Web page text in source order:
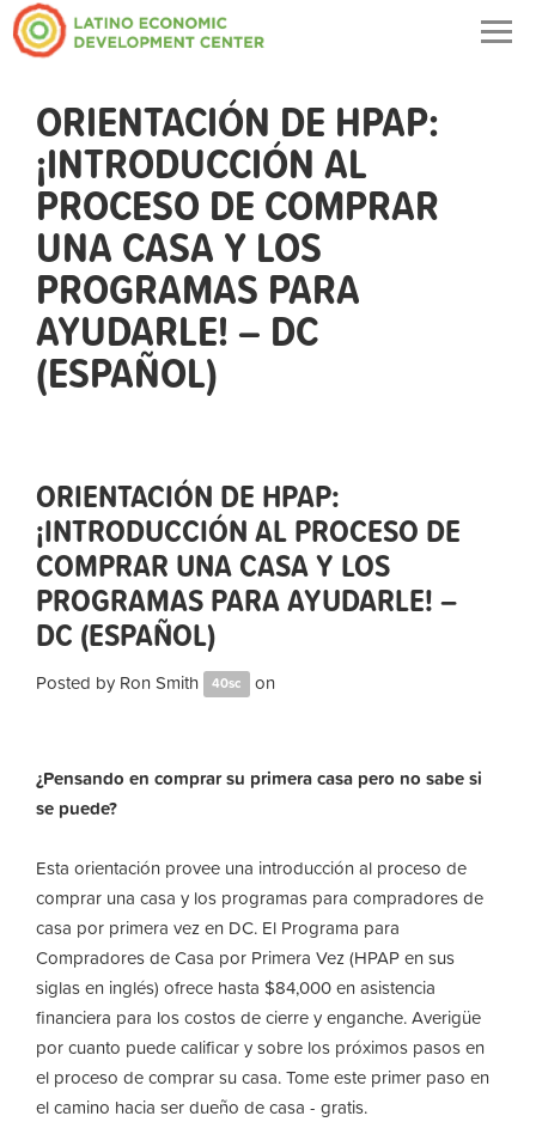
ORIENTACIÓN DE HPAP:
¡INTRODUCCIÓN AL
PROCESO DE COMPRAR
UNA CASA Y LOS
PROGRAMAS PARA
AYUDARLE! – DC
(ESPAÑOL)
ORIENTACIÓN DE HPAP:
¡INTRODUCCIÓN AL PROCESO DE
COMPRAR UNA CASA Y LOS
PROGRAMAS PARA AYUDARLE! –
DC (ESPAÑOL)
Posted by Ron Smith 40sc on
¿Pensando en comprar su primera casa pero no sabe si
se puede?
Esta orientación provee una introducción al proceso de
comprar una casa y los programas para compradores de
casa por primera vez en DC. El Programa para
Compradores de Casa por Primera Vez (HPAP en sus
siglas en inglés) ofrece hasta $84,000 en asistencia
financiera para los costos de cierre y enganche. Averigüe
por cuanto puede calificar y sobre los próximos pasos en
el proceso de comprar su casa. Tome este primer paso en
el camino hacia ser dueño de casa - gratis.